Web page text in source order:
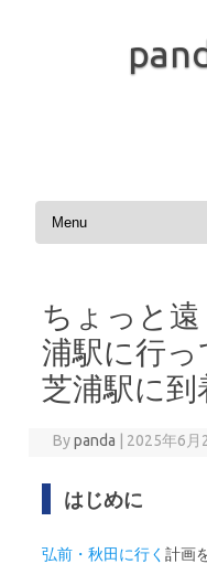
Skip to content
ちょっと
浦駅に行
芝浦駅に到
Bypanda 2025年6月
はじめに
弘前・秋田に行く 計画